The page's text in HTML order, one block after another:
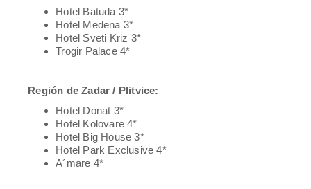
Hotel Batuda 3*
Hotel Medena 3*
Hotel Sveti Kriz 3*
Trogir Palace 4*
Región de Zadar / Plitvice:
Hotel Donat 3*
Hotel Kolovare 4*
Hotel Big House 3*
Hotel Park Exclusive 4*
A´mare 4*